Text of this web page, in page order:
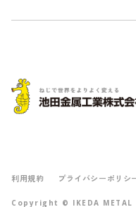
利用規約 プライバシーポリシ
Copyright © IKEDA